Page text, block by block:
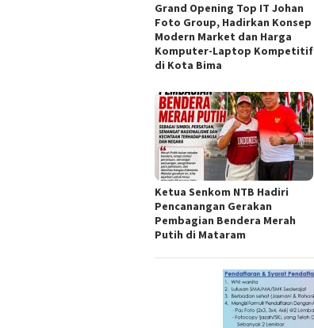
Grand Opening Top IT Johan
Foto Group, Hadirkan Konsep
Modern Market dan Harga
Komputer-Laptop Kompetitif
di Kota Bima
Ketua Senkom NTB Hadiri
Pencanangan Gerakan
Pembagian Bendera Merah
Putih di Mataram